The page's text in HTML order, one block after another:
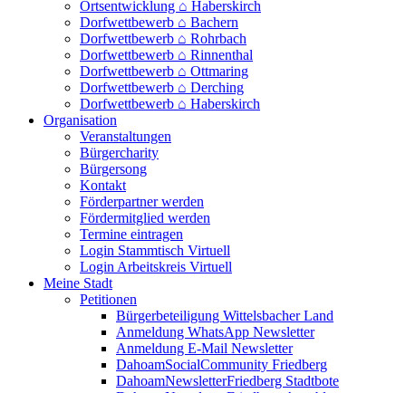
Ortsentwicklung ⌂ Haberskirch
Dorfwettbewerb ⌂ Bachern
Dorfwettbewerb ⌂ Rohrbach
Dorfwettbewerb ⌂ Rinnenthal
Dorfwettbewerb ⌂ Ottmaring
Dorfwettbewerb ⌂ Derching
Dorfwettbewerb ⌂ Haberskirch
Organisation
Veranstaltungen
Bürgercharity
Bürgersong
Kontakt
Förderpartner werden
Fördermitglied werden
Termine eintragen
Login Stammtisch Virtuell
Login Arbeitskreis Virtuell
Meine Stadt
Petitionen
Bürgerbeteiligung Wittelsbacher Land
Anmeldung WhatsApp Newsletter
Anmeldung E-Mail Newsletter
DahoamSocialCommunity Friedberg
DahoamNewsletterFriedberg Stadtbote